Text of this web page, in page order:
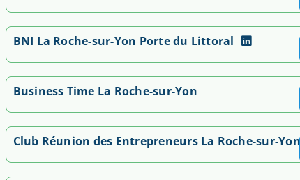
BNI La Roche-sur-Yon Porte du Littoral
Business Time La Roche-sur-Yon
Club Réunion des Entrepreneurs La Roche-sur-Yon